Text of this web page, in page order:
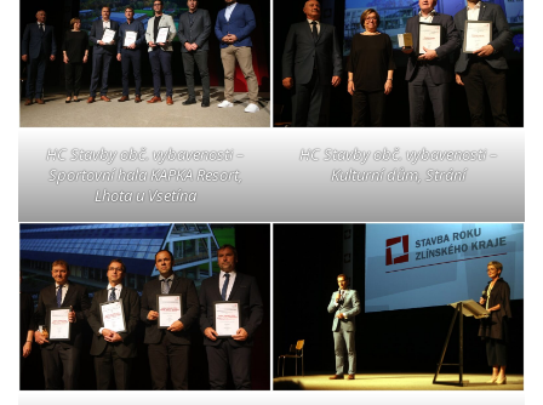
HC Stavby obč. vybavenosti –
Sportovní hala KAPKA Resort,
Lhota u Vsetína
HC Stavby obč. vybavenosti –
Kulturní dům, Strání